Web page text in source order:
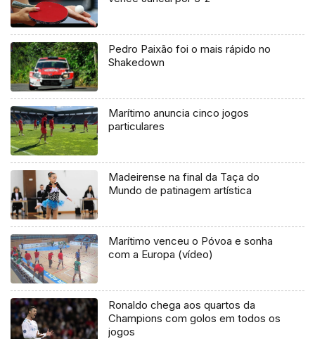
Pedro Paixão foi o mais rápido no
Shakedown
Marítimo anuncia cinco jogos
particulares
Madeirense na final da Taça do
Mundo de patinagem artística
Marítimo venceu o Póvoa e sonha
com a Europa (vídeo)
Ronaldo chega aos quartos da
Champions com golos em todos os
jogos